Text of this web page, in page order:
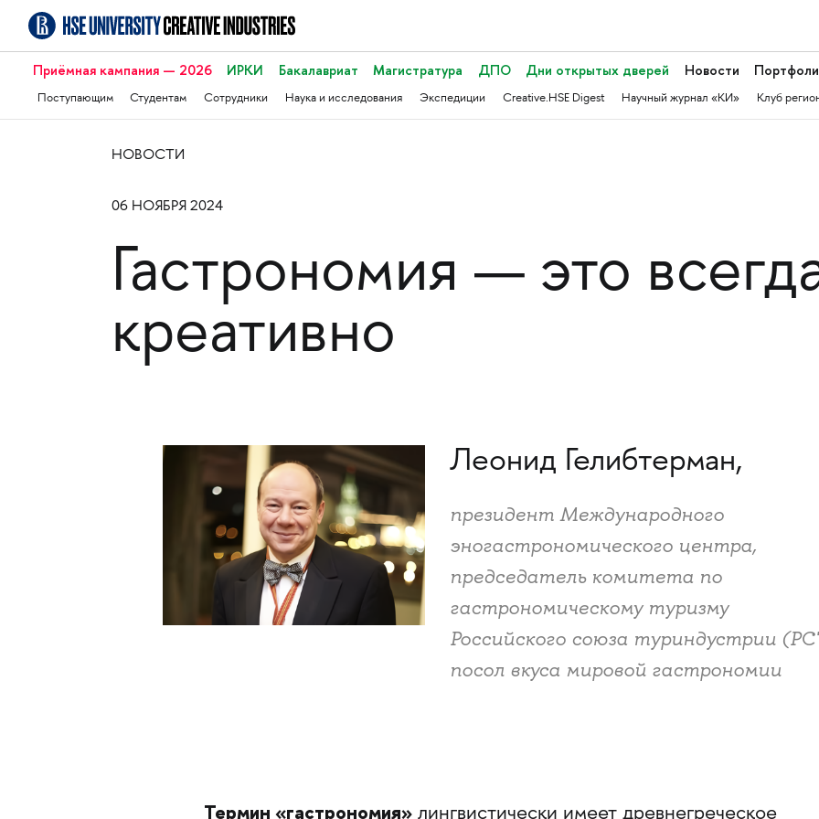
Приёмная кампания — 2026 ИРКИ Бакалавриат Магистратура ДПО Дни открытых дверей Новости
Поступающим Студентам Сотрудники Наука и исследования Экспедиции Creative.HSE Digest Научный журнал «КИ» Клуб
НОВОСТИ
06 НОЯБРЯ 2024
Гастрономия — это
креативно
Леонид Гелибтерман,
президент Международного
эногастрономического центра,
председатель комитета по
гастрономическому туризму
Российского союза туриндустрии
посол вкуса мировой гастрономии
Термин «гастрономия»лингвистически имеет древнегреческое